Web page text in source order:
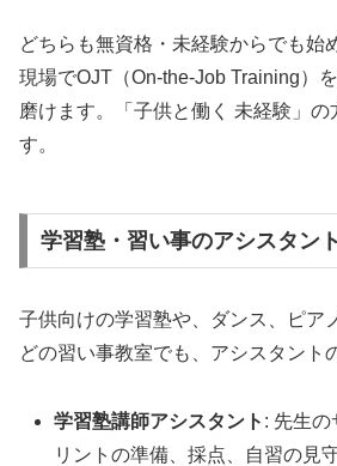
どちらも無資格・未経験からでも始
現場でOJT（On-the-Job Training）
磨けます。「子供と働く 未経験」
す。
学習塾・習い事のアシスタント
子供向けの学習塾や、ダンス、ピア
どの習い事教室でも、アシスタント
学習塾講師アシスタント : 先生
リントの準備、採点、自習の見